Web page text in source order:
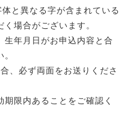
と異なる字が含まれている
場合がございます。
年月日がお申込内容と合
、必ず両面をお送りくださ
限内あることをご確認く